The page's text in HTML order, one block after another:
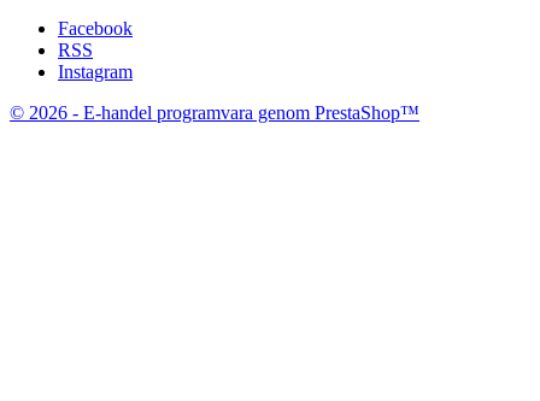
Facebook
RSS
Instagram
© 2026 - E-handel programvara genom PrestaShop™